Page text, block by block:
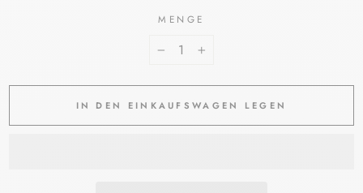
MENGE
+
IN DEN EINKAUFSWAGEN LEGEN